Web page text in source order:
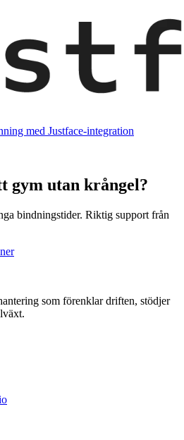
med Justface-integration
gym utan krångel?
bindningstider. Riktig support från
som förenklar driften, stödjer